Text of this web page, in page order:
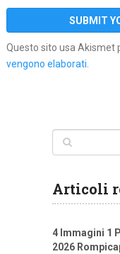
Questo sito usa Akismet
vengono elaborati.
Articoli
4 Immagini 1
2026